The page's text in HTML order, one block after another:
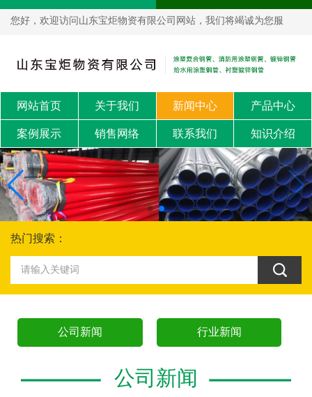
您好，欢迎访问山东宝炬物资有限公司网站，我们将竭诚为您服
务！
网站首页 关于我们 新闻中心 产品中心
案例展示 销售网络 联系我们 知识介绍
热门搜索：
公司新闻 行业新闻
公司新闻